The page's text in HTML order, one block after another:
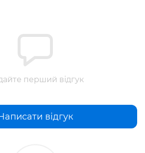
перший відгук
відгук